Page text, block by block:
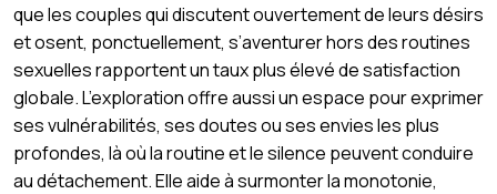
que les couples qui discutent ouvertement de leurs désirs
et osent, ponctuellement, s’aventurer hors des routines
sexuelles rapportent un taux plus élevé de satisfaction
globale. L’exploration offre aussi un espace pour exprimer
ses vulnérabilités, ses doutes ou ses envies les plus
profondes, là où la routine et le silence peuvent conduire
au détachement. Elle aide à surmonter la monotonie,